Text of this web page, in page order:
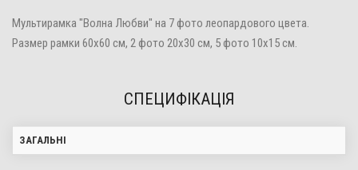
Мультирамка "Волна Любви" на 7 фото леопардового цвета.
Размер рамки 60х60 см, 2 фото 20х30 см, 5 фото 10х15 см.
СПЕЦИФІКАЦІЯ
ЗАГАЛЬНІ